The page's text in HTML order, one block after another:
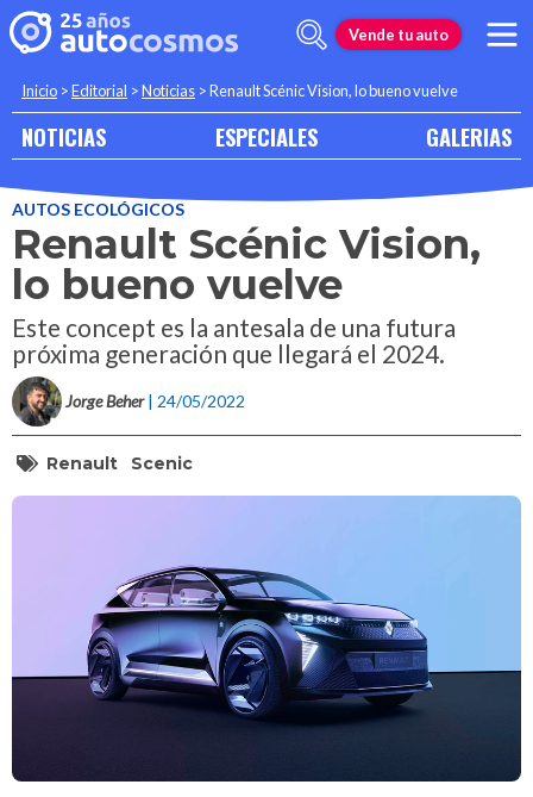
Vende tu auto
Inicio >Editorial >Noticias >Renault Scénic Vision, lo bueno vuelve
NOTICIAS ESPECIALES GALERIAS
AUTOS ECOLÓGICOS
Renault Scénic Vision,
lo bueno vuelve
Este concept es la antesala de una futura
próxima generación que llegará el 2024.
Jorge Beher | 24/05/2022
Renault Scenic